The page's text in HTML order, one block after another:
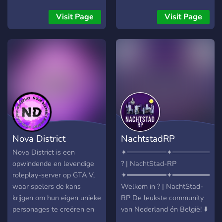
waar jij, als burger voor kan
aanmelden!
Visit Page Visit Page
Nova District
Nova District is een
opwindende en levendige
roleplay-server op GTA V,
waar spelers de kans
krijgen om hun eigen unieke
personages te creëren en
NachtstadRP
✦════════✦════════✦
? | NachtStad-RP
✦════════✦════════✦
Welkom in ? | NachtStad-
RP De leukste community
van Nederland én België! ⬇️